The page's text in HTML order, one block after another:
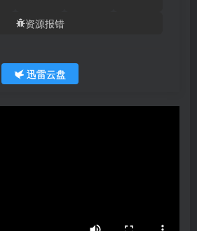
资源报错
迅雷云盘